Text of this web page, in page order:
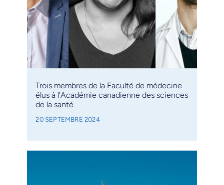
Trois membres de la Faculté de médecine
élus à l’Académie canadienne des sciences
de la santé
20 SEPTEMBRE 2024